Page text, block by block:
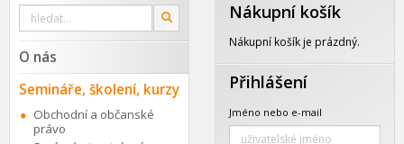
Vyhledat
webu
OK
O nás
Semináře, školení, kurzy
Obchodní a občanské
právo
Nákupní košík
Nákupní košík je prázdný.
Přihlášení
Jméno nebo e-mail